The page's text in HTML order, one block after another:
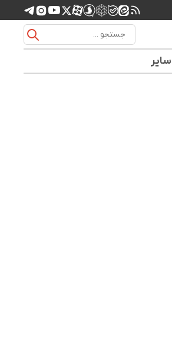
سایر